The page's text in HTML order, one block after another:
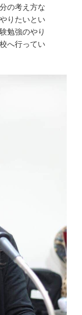
の考え方な
りたいとい
勉強のやり
へ行ってい